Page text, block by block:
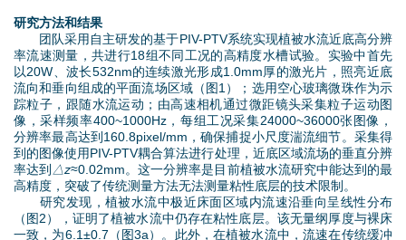
研究方法和结果
团队采用自主研发的基于PIV-PTV系统实现植被水流近底高分辨
率流速测量，共进行18组不同工况的高精度水槽试验。实验中首先
以20W、波长532nm的连续激光形成1.0mm厚的激光片，照亮近底
流向和垂向组成的平面流场区域（图1）；选用空心玻璃微珠作为示
踪粒子，跟随水流运动；由高速相机通过微距镜头采集粒子运动图
像，采样频率400~1000Hz，每组工况采集24000~36000张图像，
分辨率最高达到160.8pixel/mm，确保捕捉小尺度湍流细节。采集得
到的图像使用PIV-PTV耦合算法进行处理，近底区域流场的垂直分辨
率达到 △z≈0.02mm。这一分辨率是目前植被水流研究中能达到的最
高精度，突破了传统测量方法无法测量粘性底层的技术限制。
研究发现，植被水流中极近床面区域内流速沿垂向呈线性分布
（图2），证明了植被水流中仍存在粘性底层。该无量纲厚度与裸床
一致，为6.1±0.7（图3a）。此外，在植被水流中，流速在传统缓冲